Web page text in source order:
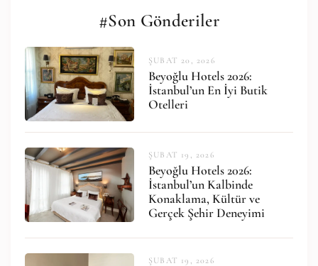
#Son Gönderiler
ŞUBAT 20, 2026
Beyoğlu Hotels 2026:
İstanbul’un En İyi Butik
Otelleri
ŞUBAT 19, 2026
Beyoğlu Hotels 2026:
İstanbul’un Kalbinde
Konaklama, Kültür ve
Gerçek Şehir Deneyimi
ŞUBAT 19, 2026